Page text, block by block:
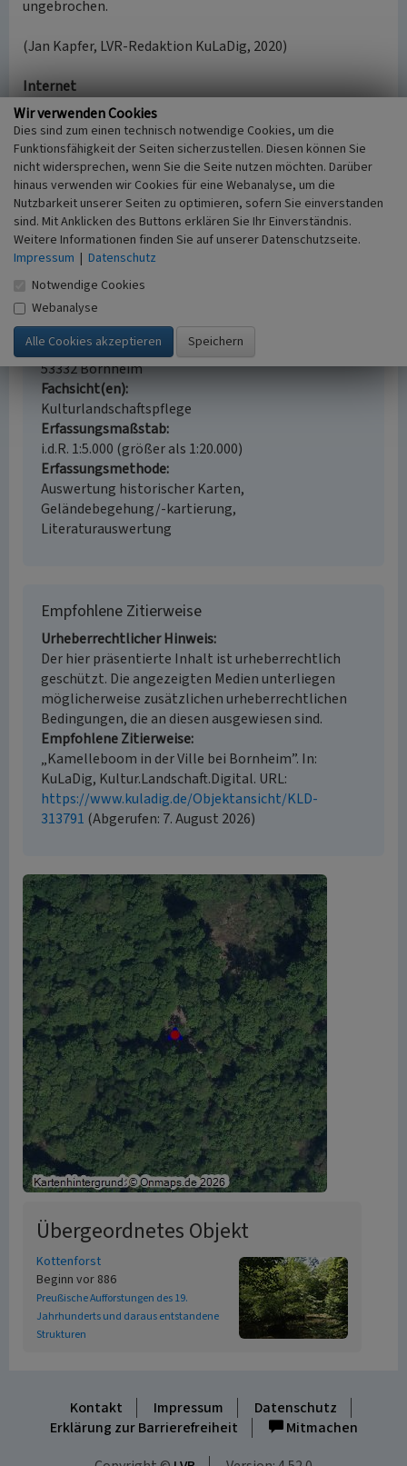
ungebrochen.
(Jan Kapfer, LVR-Redaktion KuLaDig, 2020)
Internet
www.heimatfreunde-roisdorf.com
einem alten Grenzbaum regnet es Süßigkeiten
(aufgerufen am 28.05.2020)
www.rheinland.info: Kamelleboom (aufgerufen am
28.05.2020)
Kamelleboom in der Ville bei Bornheim
Schlagwörter
Baum Grenzbaum
Straße / Hausnummer
Alfterer Hufebahn
Ort
53332 Bornheim
Fachsicht(en)
Kulturlandschaftspflege
Erfassungsmaßstab
i.d.R. 1:5.000 (größer als 1:20.000)
Erfassungsmethode
Auswertung historischer Karten,
Geländebegehung/-kartierung,
Literaturauswertung
Empfohlene Zitierweise
Urheberrechtlicher Hinweis
Der hier präsentierte Inhalt ist urheberrechtlich
geschützt. Die angezeigten Medien unterliegen
möglicherweise zusätzlichen urheberrechtlichen
Bedingungen, die an diesen ausgewiesen sind.
Empfohlene Zitierweise
„Kamelleboom in der Ville bei Bornheim”. In:
KuLaDig, Kultur.Landschaft.Digital. URL:
https://www.kuladig.de/Objektansicht/KLD-
313791 (Abgerufen: 7. August 2026)
Übergeordnetes Objekt
Kottenforst
Beginn vor 886
Preußische Aufforstungen des 19.
Jahrhunderts und daraus entstandene
Strukturen
Kontakt Impressum
Datenschutz
Erklärung zur Barrierefreiheit
Mitmachen
Wir verwenden Cookies
Dies sind zum einen technisch notwendige Cookies, um die
Funktionsfähigkeit der Seiten sicherzustellen. Diesen können Sie
nicht widersprechen, wenn Sie die Seite nutzen möchten. Darüber
hinaus verwenden wir Cookies für eine Webanalyse, um die
Nutzbarkeit unserer Seiten zu optimieren, sofern Sie einverstanden
sind. Mit Anklicken des Buttons erklären Sie Ihr Einverständnis.
Weitere Informationen finden Sie auf unserer Datenschutzseite.
Impressum | Datenschutz
Notwendige Cookies
Webanalyse